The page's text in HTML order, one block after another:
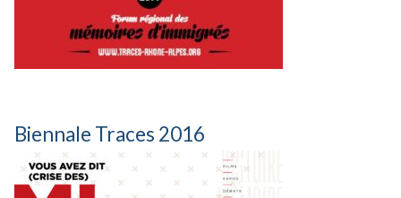
Biennale Traces 2016